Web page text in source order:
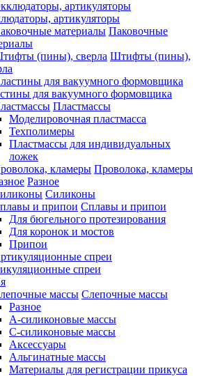
артикуляторы
Паковочные
Штифты (пины),
для вакуумного формовщика
Пластмассы
Моделировочная пластмасса
Техполимеры
Пластмассы для индивидуальных
ложек
Проволока, кламеры
Разное
Силиконы
Сплавы и припои
Для бюгельного протезирования
Для коронок и мостов
Припои
спреи
Слепочные массы
Разное
А-силиконовые массы
С-силиконовые массы
Аксессуары
Альгинатные массы
Материалы для регистрации прикуса